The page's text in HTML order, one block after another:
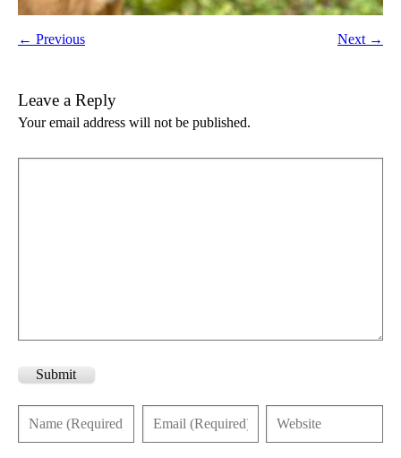
← Previous Next →
Leave a Reply
Your email address will not be published.
Submit